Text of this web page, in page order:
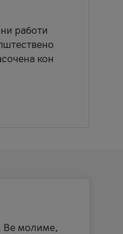
работи
кон
Ве молиме,